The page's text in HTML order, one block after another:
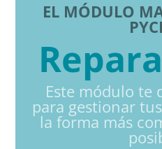
EL MÓDULO
Este módulo te
para gestionar
la forma más